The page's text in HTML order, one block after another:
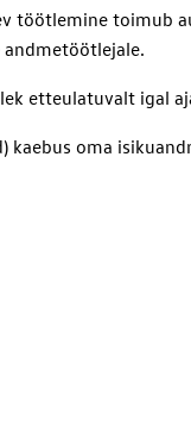
töötlemine toimub
etteulatuvalt igal
kaebus oma